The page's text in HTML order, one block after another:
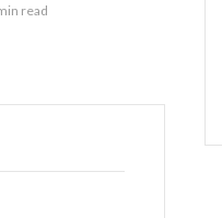
read